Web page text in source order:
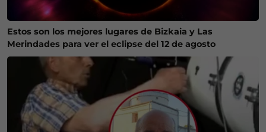
Estos son los mejores lugares de Bizkaia y Las
Merindades para ver el eclipse del 12 de agosto